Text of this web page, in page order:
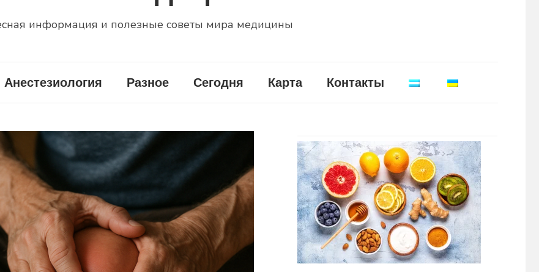
информация и полезные советы мира медицины
Анестезиология Разное Сегодня Карта Контакты